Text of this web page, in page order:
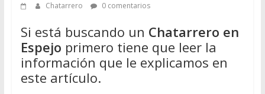
Chatarrero 0 comentarios
Si está buscando un Chatarrero en
Espejo primero tiene que leer la
información que le explicamos en
este artículo.